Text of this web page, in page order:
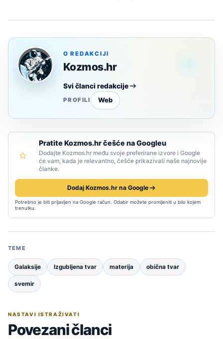
O REDAKCIJI
Kozmos.hr
Svi članci redakcije
PROFILI Web
Pratite Kozmos.hr češće na Googleu
Dodajte Kozmos.hr među svoje preferirane izvore i Google
će vam, kada je relevantno, češće prikazivati naše najnovije
članke.
Dodaj Kozmos.hr na Google
Potrebno je biti prijavljen na Google račun. Odabir možete promijeniti u bilo kojem
trenutku.
TEME
Galaksije Izgubljena tvar materija obična tvar
svemir
NASTAVI ISTRAŽIVATI
Povezani članci